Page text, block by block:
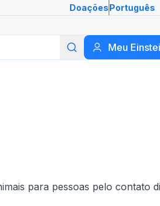
DoaçõesPortuguês
Meu
Buscar
para pessoas pelo contato